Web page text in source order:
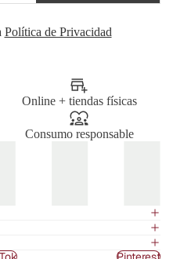
Política de Privacidad
Online + tiendas físicas
Consumo responsable